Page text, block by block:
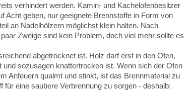
verhindert werden. Kamin- und Kachelofenbesitzer
Acht geben, nur geeignete Brennstoffe in Form von
an Nadelhölzern möglichst klein halten. Nach
Zweige sind kein Problem, doch viel mehr sollte es
abgetrocknet ist. Holz darf erst in den Ofen,
sozusagen knattertrocken ist. Wenn sich der Ofen
Anfeuern qualmt und stinkt, ist das Brennmaterial zu
eine saubere Verbrennung zu sorgen - deshalb: